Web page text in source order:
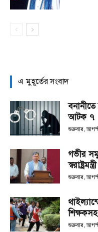
এ মুহূর্তের সংবাদ
আটক ৭
শুক্রবার,
গভীর
স্বরাষ্ট্রমন্ত্রী
শুক্রবার,
শুক্রবার,